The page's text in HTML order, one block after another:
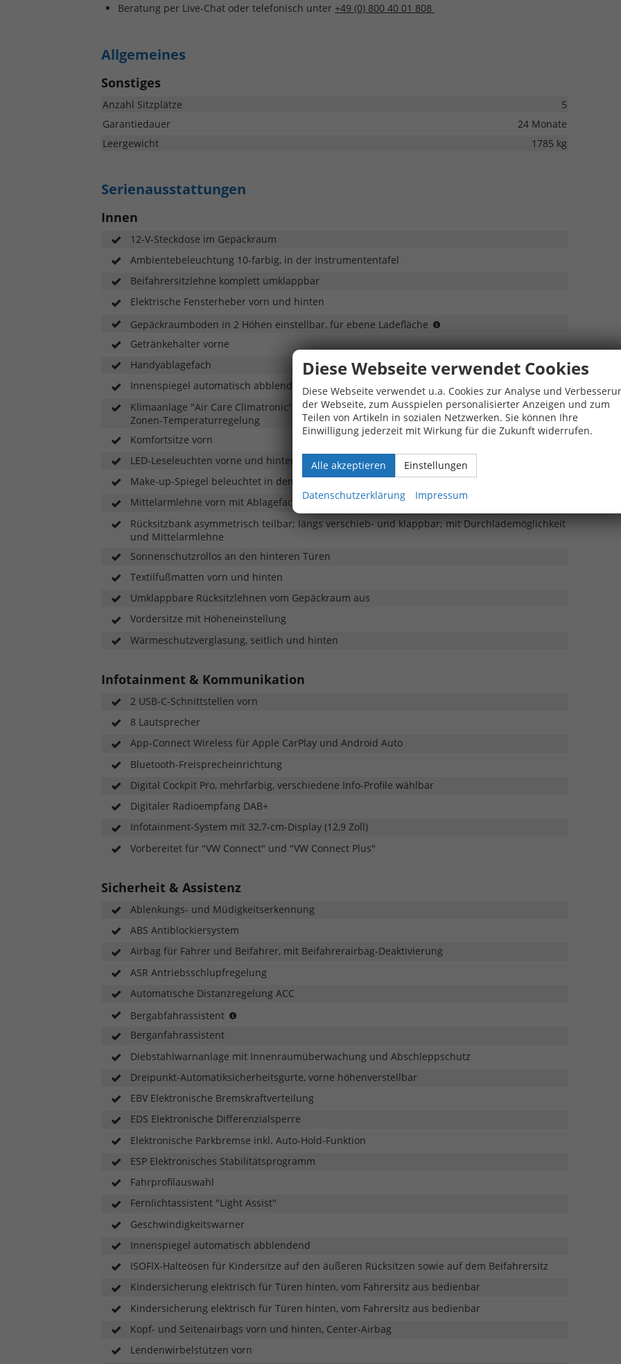
Beratung per Live-Chat oder telefonisch unter +49 (0) 800 40 01 808
Allgemeines
Sonstiges
Anzahl Sitzplätze
5
Garantiedauer
24 Monate
Leergewicht
1785 kg
Serienausstattungen
Innen
12-V-Steckdose im Gepäckraum
Ambientebeleuchtung 10-farbig, in der Instrumententafel
Beifahrersitzlehne komplett umklappbar
Elektrische Fensterheber vorn und hinten
Gepäckraumboden in 2 Höhen einstellbar, für ebene Ladefläche
eHybrid
Getränkehalter vorne
Handyablagefach
Innenspiegel automatisch abblendend
Klimaanlage "Air Care Climatronic" mit Aktiv-Kombifilter, Bedienelementen hinten und 3-
Zonen-Temperaturregelung
Komfortsitze vorn
LED-Leseleuchten vorne und hinten
Make-up-Spiegel beleuchtet in den Sonnenblenden
Mittelarmlehne vorn mit Ablagefach, 12-V-Steckdose in der Mittelkonsole vorn
Rücksitzbank asymmetrisch teilbar; längs verschieb- und klappbar; mit Durchlademöglichkeit
und Mittelarmlehne
Sonnenschutzrollos an den hinteren Türen
Textilfußmatten vorn und hinten
Umklappbare Rücksitzlehnen vom Gepäckraum aus
Vordersitze mit Höheneinstellung
Wärmeschutzverglasung, seitlich und hinten
Infotainment & Kommunikation
2 USB-C-Schnittstellen vorn
8 Lautsprecher
App-Connect Wireless für Apple CarPlay und Android Auto
Bluetooth-Freisprecheinrichtung
Digital Cockpit Pro, mehrfarbig, verschiedene Info-Profile wählbar
Digitaler Radioempfang DAB+
Infotainment-System mit 32,7-cm-Display (12,9 Zoll)
Vorbereitet für "VW Connect" und "VW Connect Plus"
Sicherheit & Assistenz
Ablenkungs- und Müdigkeitserkennung
ABS Antiblockiersystem
Airbag für Fahrer und Beifahrer, mit Beifahrerairbag-Deaktivierung
ASR Antriebsschlupfregelung
Automatische Distanzregelung ACC
Bergabfahrassistent
mit
Getriebe
bestellbar
Berganfahrassistent
Diebstahlwarnanlage mit Innenraumüberwachung und Abschleppschutz
Dreipunkt-Automatiksicherheitsgurte, vorne höhenverstellbar
EBV Elektronische Bremskraftverteilung
EDS Elektronische Differenzialsperre
Elektronische Parkbremse inkl. Auto-Hold-Funktion
ESP Elektronisches Stabilitätsprogramm
Fahrprofilauswahl
Fernlichtassistent "Light Assist"
Geschwindigkeitswarner
Innenspiegel automatisch abblendend
ISOFIX-Halteösen für Kindersitze auf den äußeren Rücksitzen sowie auf dem Beifahrersitz
Kindersicherung elektrisch für Türen hinten, vom Fahrersitz aus bedienbar
Kindersicherung elektrisch für Türen hinten, vom Fahrersitz aus bedienbar
Kopf- und Seitenairbags vorn und hinten, Center-Airbag
Lendenwirbelstützen vorn
Diese Webseite verwendet Cookies
Diese Webseite verwendet u.a. Cookies zur Analyse und
der Webseite, zum Ausspielen personalisierter Anzeigen und zum
Teilen von Artikeln in sozialen Netzwerken. Sie können Ihre
Einwilligung jederzeit mit Wirkung für die Zukunft widerrufen.
Alle akzeptieren Einstellungen
Datenschutzerklärung Impressum